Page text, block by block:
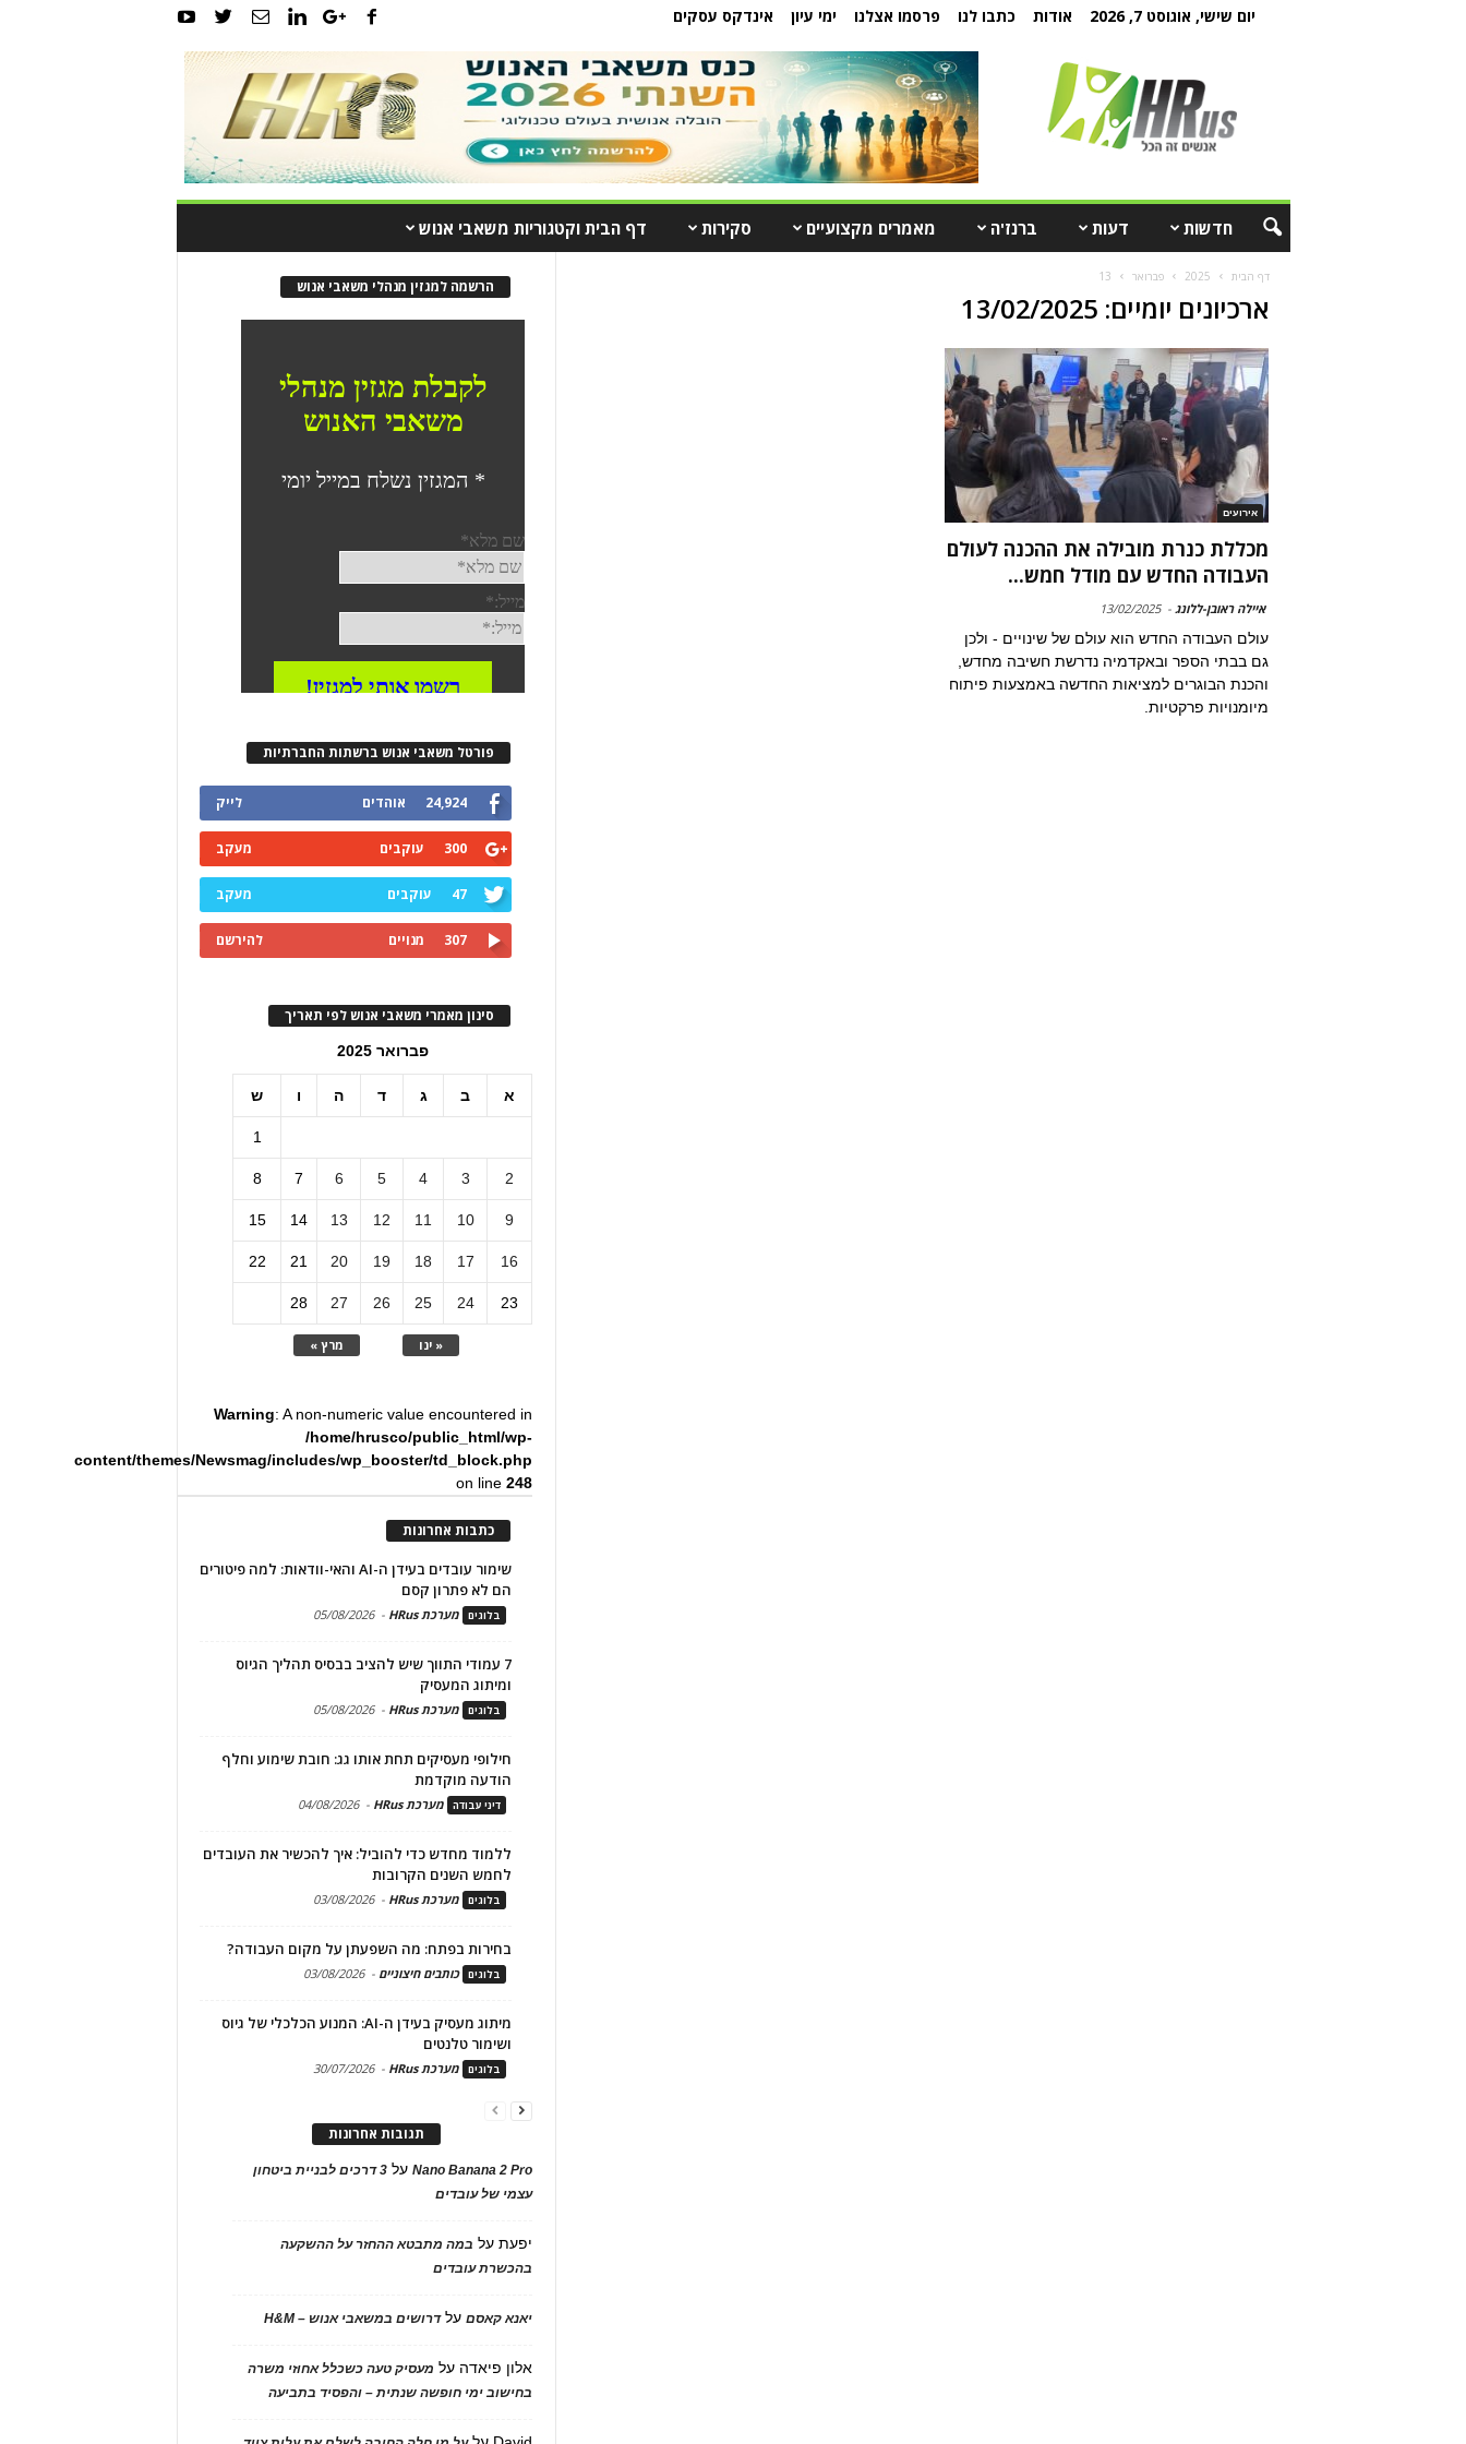
יום שישי, אוגוסט 7, 2026 אודות כתבו לנו פרסמו אצלנו ימי עיון אינדקס עסקים
חדשות דעות ברנז'ה מאמרים מקצועיים סקירות דף הבית וקטגוריות משאבי אנוש
דף הבית 2025 פברואר 13
ארכיונים יומיים: 13/02/2025
אירועים
מכללת כנרת מובילה את ההכנה לעולם
העבודה החדש עם מודל חמש...
איילה ראובן-ללונג -
13/02/2025
עולם העבודה החדש הוא עולם של שינויים - ולכן
גם בבתי הספר ובאקדמיה נדרשת חשיבה מחדש,
והכנת הבוגרים למציאות החדשה באמצעות פיתוח
מיומנויות פרקטיות.
הרשמה למגזין מנהלי משאבי אנוש
פורטל משאבי אנוש ברשתות החברתיות
24,924 אוהדים לייק
300 עוקבים מעקב
47 עוקבים מעקב
307 מנויים להירשם
סינון מאמרי משאבי אנוש לפי תאריך
פברואר 2025
א ב ג ד ה ו ש
« ינו מרץ »
1
2
3
4
5
6
7
8
9
10
11
12
13
14
15
16
17
18
19
20
21
22
23
24
25
26
27
28
Warning: A non-numeric value encountered in
/home/hrusco/public_html/wp-
content/themes/Newsmag/includes/wp_booster/td_block.php
on line248
כתבות אחרונות
שימור עובדים בעידן ה-AI והאי-וודאות: למה פיטורים
הם לא פתרון קסם
בלוגים מערכת HRus -
05/08/2026
7 עמודי התווך שיש להציב בבסיס תהליך הגיוס
ומיתוג המעסיק
בלוגים מערכת HRus -
05/08/2026
חילופי מעסיקים תחת אותו גג: חובת שימוע וחלף
הודעה מוקדמת
דיני עבודה מערכת HRus -
04/08/2026
ללמוד מחדש כדי להוביל: איך להכשיר את העובדים
לחמש השנים הקרובות
בלוגים מערכת HRus -
03/08/2026
בחירות בפתח: מה השפעתן על מקום העבודה?
בלוגים כותבים חיצוניים -
03/08/2026
מיתוג מעסיק בעידן ה-AI: המנוע הכלכלי של גיוס
ושימור טלנטים
בלוגים מערכת HRus -
30/07/2026
תגובות אחרונות
Nano Banana 2 Proעל
3 דרכים לבניית ביטחון
עצמי של עובדים
יפעתעל במה מתבטא ההחזר על ההשקעה
בהכשרת עובדים
יאנא קאסםעלדרושים במשאבי אנוש – H&M
אלון פיאדה על מעסיק טעה כשכלל אחוזי משרה
בחישוב ימי חופשה שנתית – והפסיד בתביעה